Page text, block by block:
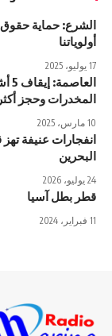
الشرع: حماية حقوق
أولوياتنا
17 يوليو، 2025
المخدرات وحجز أكثر من 76 ألف
10 مارس، 2025
انفجارات عنيفة تهز
البحرين
24 يوليو، 2026
قطر بطل آسيا
11 فبراير، 2024